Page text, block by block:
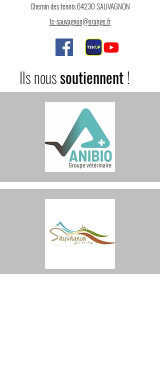
Chemin des tennis 64230 SAUVAGNON
tc-sauvagnon@orange.fr
Ils noussoutiennent !